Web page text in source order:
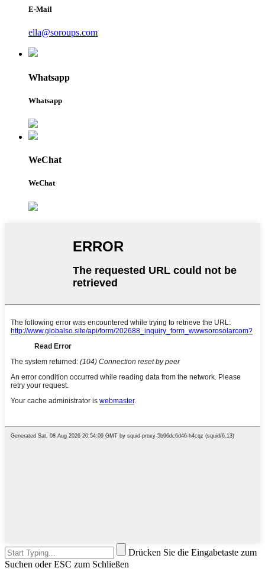
E-Mail
ella@soroups.com
Whatsapp
Whatsapp
WeChat
WeChat
Drücken Sie die Eingabetaste zum
Suchen oder ESC zum Schließen